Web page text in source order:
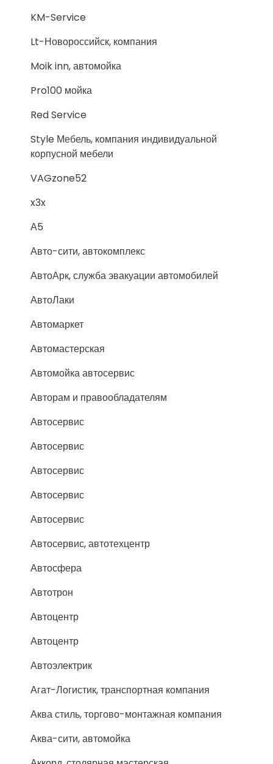
KM-Service
Lt-Новороссийск, компания
Moik inn, автомойка
Pro100 мойка
Red Service
Style Мебель, компания индивидуальной
корпусной мебели
VAGzone52
x3x
А5
Авто-сити, автокомплекс
АвтоАрк, служба эвакуации автомобилей
АвтоЛаки
Автомаркет
Автомастерская
Автомойка автосервис
Авторам и правообладателям
Автосервис
Автосервис
Автосервис
Автосервис
Автосервис
Автосервис, автотехцентр
Автосфера
Автотрон
Автоцентр
Автоцентр
Автоэлектрик
Агат-Логистик, транспортная компания
Аква стиль, торгово-монтажная компания
Аква-сити, автомойка